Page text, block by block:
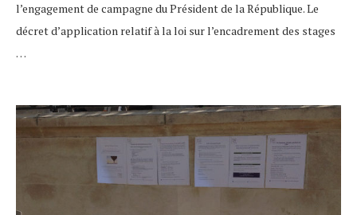
l’engagement de campagne du Président de la République. Le
décret d’application relatif à la loi sur l’encadrement des stages
…